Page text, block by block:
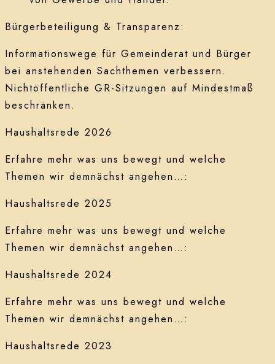
Bürgerbeteiligung & Transparenz:
Informationswege für Gemeinderat und Bürger
bei anstehenden Sachthemen verbessern.
Nichtöffentliche GR-Sitzungen auf Mindestmaß
beschränken.
Haushaltsrede 2026
Erfahre mehr was uns bewegt und welche
Themen wir demnächst angehen…:
Haushaltsrede 2025
Erfahre mehr was uns bewegt und welche
Themen wir demnächst angehen…:
Haushaltsrede 2024
Erfahre mehr was uns bewegt und welche
Themen wir demnächst angehen…:
Haushaltsrede 2023